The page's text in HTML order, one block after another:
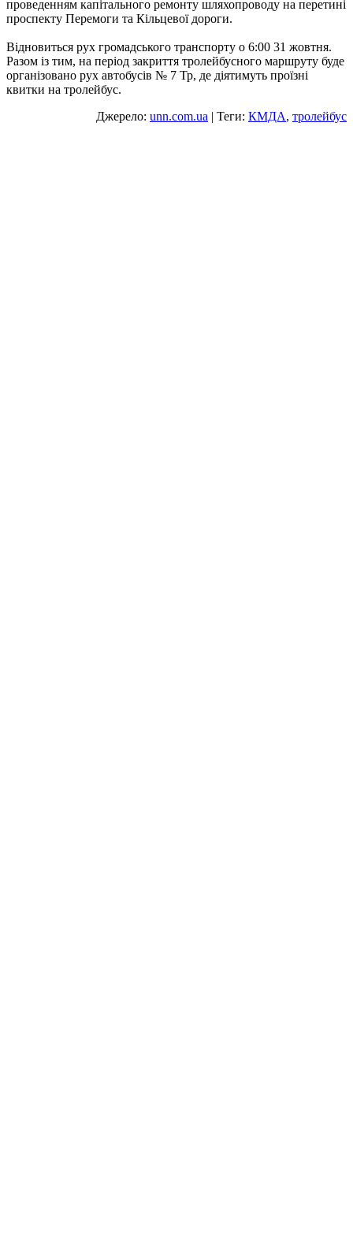
проведенням капітального ремонту шляхопроводу на перетині
проспекту Перемоги та Кільцевої дороги.
Відновиться рух громадського транспорту о 6:00 31 жовтня.
Разом із тим, на період закриття тролейбусного маршруту буде
організовано рух автобусів № 7 Тр, де діятимуть проїзні
квитки на тролейбус.
Джерело: unn.com.ua | Теги: КМДА, тролейбус